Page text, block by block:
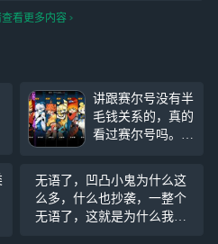
看更多内容
讲跟赛尔号没有半
毛钱关系的，真的
看过赛尔号吗。
多角色只是拟人化
了一下。不只战神
联盟，我相信赛尔
号老粉都知道有其
无语了，凹凸小鬼为什么这
么多，什么也抄袭，一整个
无语了，这就是为什么我淡